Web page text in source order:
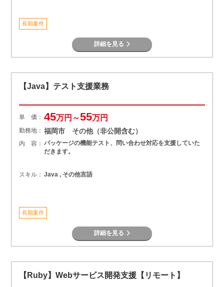
長期案件
詳細を見る
【Java】テスト支援業務
単 価： 45万円～55万円
勤務地： 福岡市 その他（非公開含む）
内 容： パッケージの機能テスト、問い合わせ対応を支援していた
だきます。
スキル： Java , その他言語
長期案件
詳細を見る
【Ruby】Webサービス開発支援【リモート】